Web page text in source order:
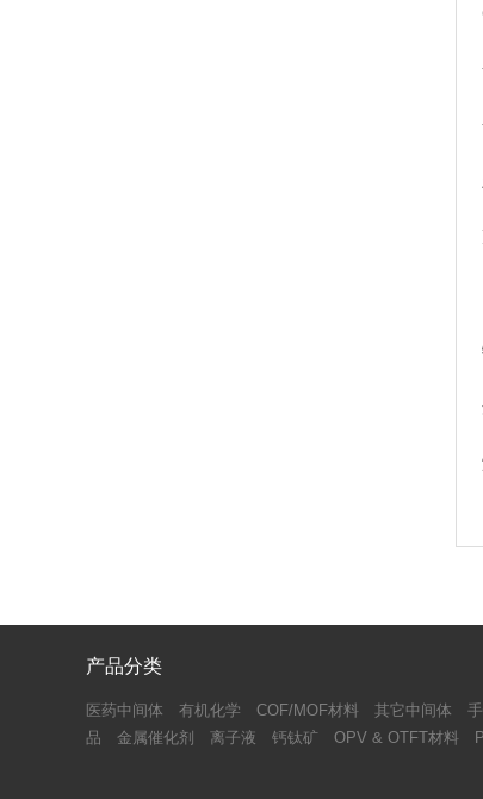
产品分类
医药中间体 有机化学 COF/MOF材料 其它中间体
品
金属催化剂 离子液 钙钛矿 OPV & OTFT材料